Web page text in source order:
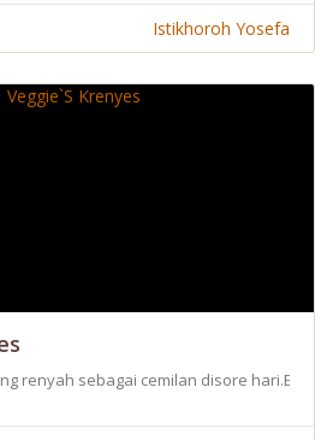
Istikhoroh Yosefa
renyah sebagai cemilan disore hari.Enak